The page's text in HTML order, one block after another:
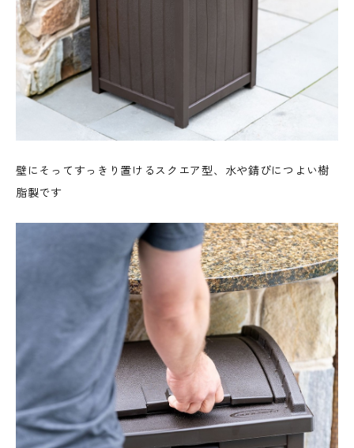
壁にそってすっきり置けるスクエア型、水や錆びにつよい樹
脂製です